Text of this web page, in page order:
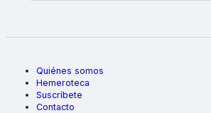
Quiénes somos
Hemeroteca
Suscríbete
Contacto